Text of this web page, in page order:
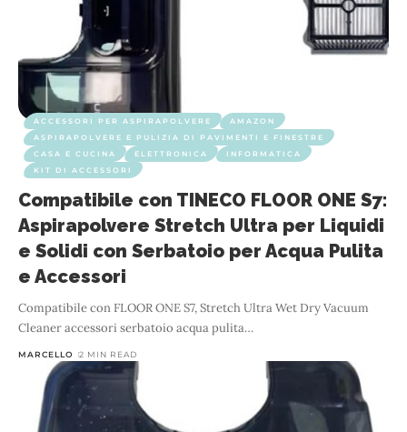
ACCESSORI PER ASPIRAPOLVERE
AMAZON
ASPIRAPOLVERE E PULIZIA DI PAVIMENTI E FINESTRE
CASA E CUCINA
ELETTRONICA
INFORMATICA
KIT DI ACCESSORI
Compatibile con TINECO FLOOR ONE S7:
Aspirapolvere Stretch Ultra per Liquidi
e Solidi con Serbatoio per Acqua Pulita
e Accessori
Compatibile con FLOOR ONE S7, Stretch Ultra Wet Dry Vacuum
Cleaner accessori serbatoio acqua pulita…
MARCELLO 2 MIN READ